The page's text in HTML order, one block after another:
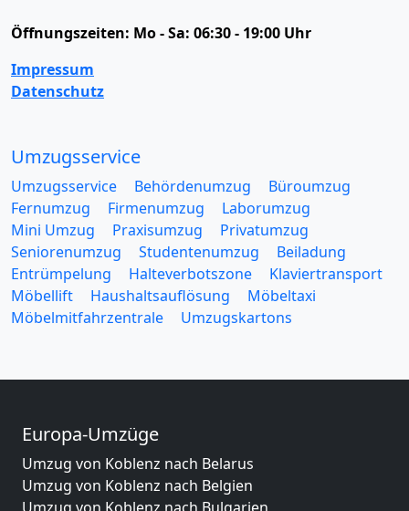
Öffnungszeiten: Mo - Sa: 06:30 - 19:00 Uhr
Impressum
Datenschutz
Umzugsservice
Umzugsservice Behördenumzug
Büroumzug
Fernumzug
Firmenumzug
Laborumzug
Mini Umzug
Praxisumzug
Privatumzug
Seniorenumzug
Studentenumzug
Beiladung
Entrümpelung
Halteverbotszone
Klaviertransport
Möbellift
Haushaltsauflösung
Möbeltaxi
Möbelmitfahrzentrale
Umzugskartons
Europa-Umzüge
Umzug von Koblenz nach Belarus
Umzug von Koblenz nach Belgien